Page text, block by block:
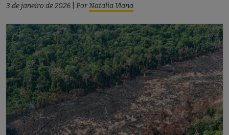
3 de janeiro de 2026 PorNatalia Viana